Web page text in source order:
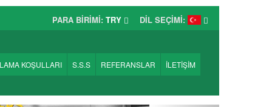
PARA BİRİMİ: TRY DİL SEÇİMİ:
KOŞULLARI S.S.S REFERANSLAR İLETİŞİM